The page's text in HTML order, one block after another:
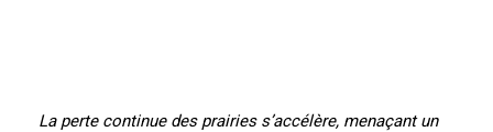
La perte continue des prairies s’accélère, menaçant un